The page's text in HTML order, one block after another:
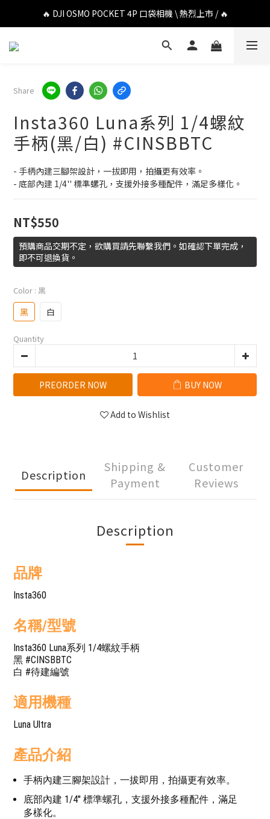
🔥 DJI OSMO POCKET 4P 口袋相機 \ 熱烈上市 / 🔥
🔥 DJI OSMO POCKET 4P 口袋相機 \ 熱烈上市 / 🔥
🔥 Insta360 Luna Ultra 雲台相機 \ 熱烈上市 / 🔥
🔥 DJI OSMO POCKET 4P 口袋相機 \ 熱烈上市 / 🔥
Share
Insta360 Luna系列 1/4螺紋
手柄(黑/白) #CINSBBTC
- 手柄內建三腳架設計，一拔即用，拍攝更有效率。
- 底部內建 1/4'' 標準螺孔，支援外接多種配件，滿足多樣化。
NT$550
預購商品交期不定，欲購買請先聯繫我們。如確認下單完成，
即不可退換貨。
Color : 黑
黑 白
Quantity
PREORDER NOW BUY NOW
Add to Wishlist
Description
Shipping &
Payment
Customer
Reviews
Description
品牌
Insta360
名稱/型號
Insta360 Luna系列 1/4螺紋手柄
黑 #CINSBBTC
白 #待建編號
適用機種
Luna Ultra
產品介紹
手柄內建三腳架設計，一拔即用，拍攝更有效率。
底部內建 1/4'' 標準螺孔，支援外接多種配件，滿足
多樣化。